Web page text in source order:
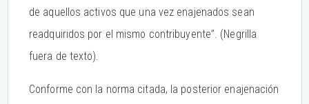
de aquellos activos que una vez enajenados sean
readquiridos por el mismo contribuyente”. (Negrilla
fuera de texto).
Conforme con la norma citada, la posterior enajenación